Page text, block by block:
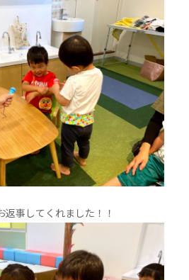
返事してくれました！！